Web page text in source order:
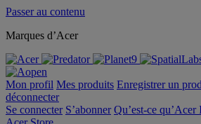
Passer au contenu
Marques d’Acer
Mon profil Mes produits Enregistrer un
déconnecter
Se connecter S’abonner Qu’est-ce qu’Acer